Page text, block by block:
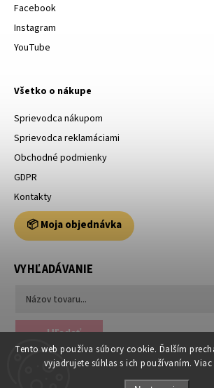
Tento web používa súbory cookie. Ďalším
vyjadrujete súhlas s ich používaním.
Facebook
Instagram
YouTube
Všetko o nákupe
Sprievodca nákupom
Sprievodca reklamáciami
Obchodné podmienky
GDPR
Kontakty
📦 Moja objednávka
VYHĽADÁVANIE
Hľadať